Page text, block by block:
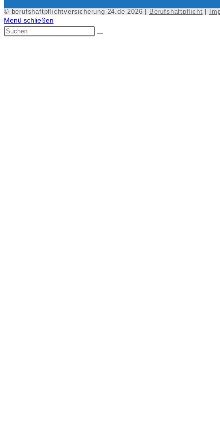
© berufshaftpflichtversicherung-24.de 2026 | Berufshaftpflicht
Menü schließen